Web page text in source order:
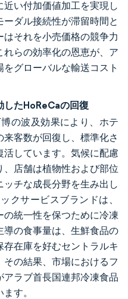
い付加価値加工を実現し
ダル接続性が滞留時間と
それを小売価格の競争力
らの効率化の恩恵が、ア
グローバルな輸送コスト
したHoReCaの回復
の波及効果により、ホテ
客数が回復し、標準化さ
しています。気候に配慮
、店舗は植物性および部位
チな成長分野を生み出し
クサービスブランドは、
統一性を保つために冷凍
の食事量は、生鮮食品の
在庫を好むセントラルキ
の結果、市場におけるフ
ラブ首長国連邦冷凍食品
す。